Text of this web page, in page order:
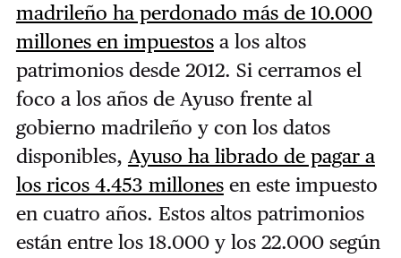
madrileño ha perdonado más de 10.000
millones en impuestosa los altos
patrimonios desde 2012. Si cerramos el
foco a los años de Ayuso frente al
gobierno madrileño y con los datos
disponibles, Ayuso ha librado de pagar a
los ricos 4.453 millonesen este impuesto
en cuatro años. Estos altos patrimonios
están entre los 18.000 y los 22.000 según